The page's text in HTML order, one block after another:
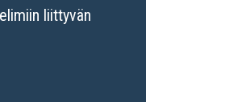
liittyvän